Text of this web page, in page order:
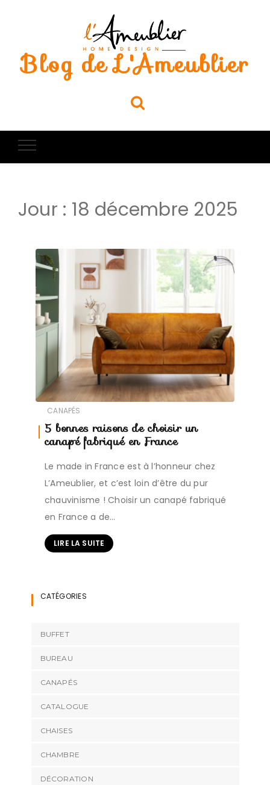
Blog de L'Ameublier
Jour : 18 décembre 2025
CANAPÉS
5 bonnes raisons de choisir un
canapé fabriqué en France
Le made in France est à l’honneur chez
L’Ameublier, et c’est loin d’être du pur
chauvinisme ! Choisir un canapé fabriqué
en France a de…
LIRE LA SUITE
CATÉGORIES
BUFFET
BUREAU
CANAPÉS
CATALOGUE
CHAISES
CHAMBRE
DÉCORATION